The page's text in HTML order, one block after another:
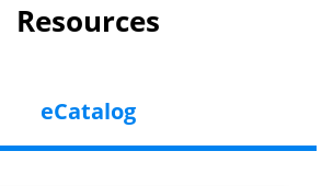
Resources
eCatalog